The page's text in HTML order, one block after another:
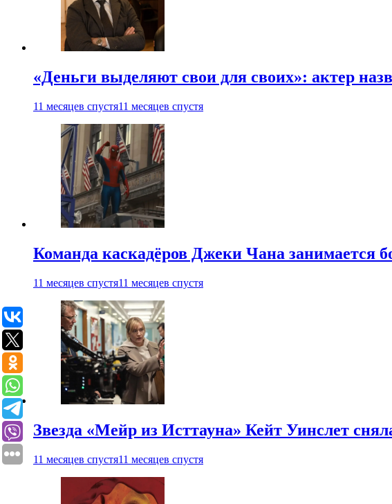
«Деньги выделяют свои для своих»: актер
11 месяцев спустя11 месяцев спустя
Команда каскадёров Джеки Чана занимается
11 месяцев спустя11 месяцев спустя
Звезда «Мейр из Исттауна» Кейт Уинслет
11 месяцев спустя11 месяцев спустя